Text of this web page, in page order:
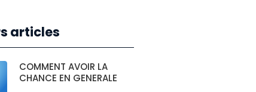
articles
COMMENT AVOIR LA
CHANCE EN GENERALE